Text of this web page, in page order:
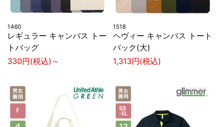
1460
レギュラー キャンバス トー
トバッグ
330円(税込)～
1518
ヘヴィー キャンバス トート
バック(大)
1,313円(税込)